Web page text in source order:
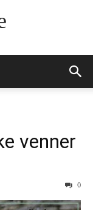
venner
0